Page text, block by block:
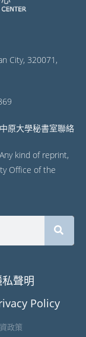
City, 320071,
原大學秘書室聯絡
kind of reprint,
Office of the
私聲明
Policy
政策